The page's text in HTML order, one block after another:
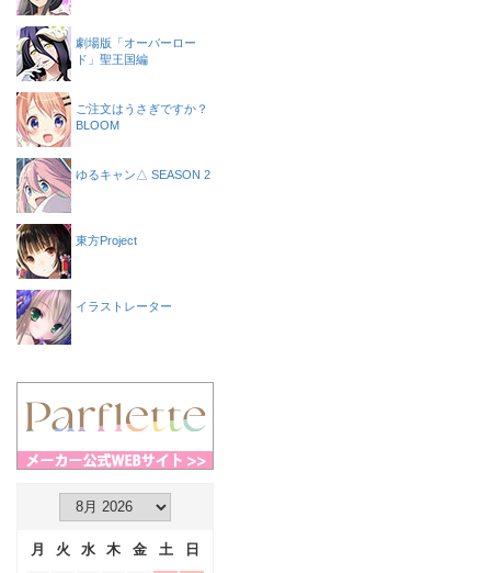
劇場版「オーバーロー
ド」聖王国編
ご注文はうさぎですか？
BLOOM
ゆるキャン△ SEASON 2
東方Project
イラストレーター
月 火 水 木 金 土
日